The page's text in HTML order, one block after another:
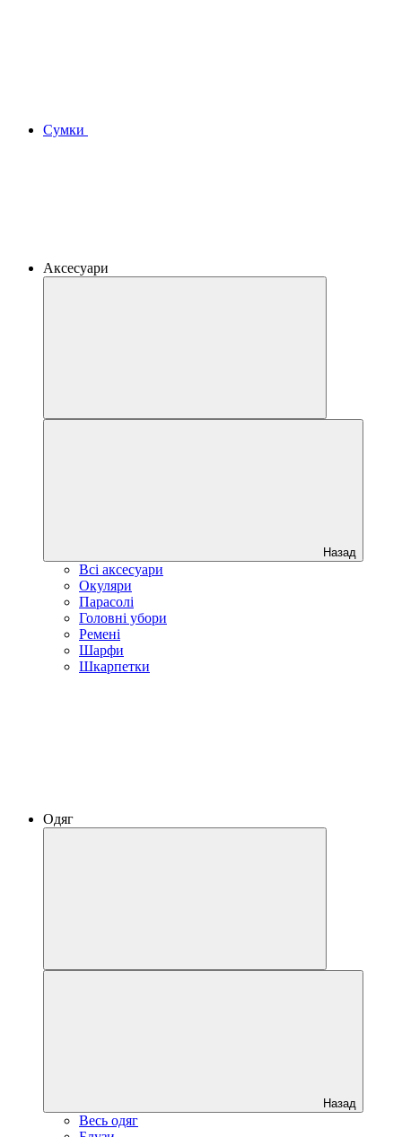
Сумки
Аксесуари
Назад
Всі аксесуари
Окуляри
Парасолі
Головні убори
Ремені
Шарфи
Шкарпетки
Одяг
Назад
Весь одяг